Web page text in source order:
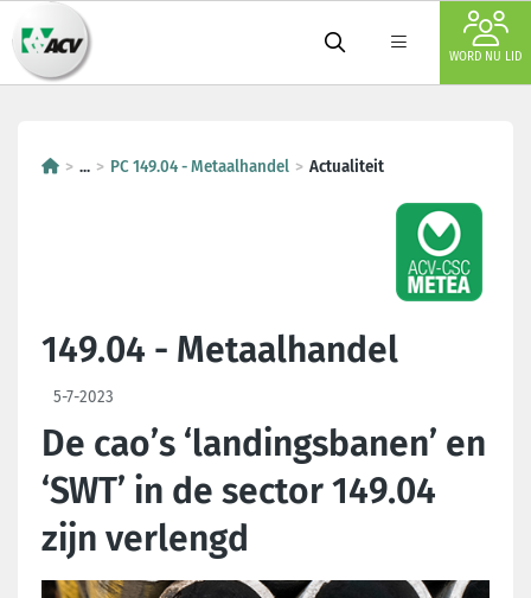
WORD NU LID
... PC 149.04 - Metaalhandel Actualiteit
149.04 - Metaalhandel
5-7-2023
De cao’s ‘landingsbanen’ en
‘SWT’ in de sector 149.04
zijn verlengd